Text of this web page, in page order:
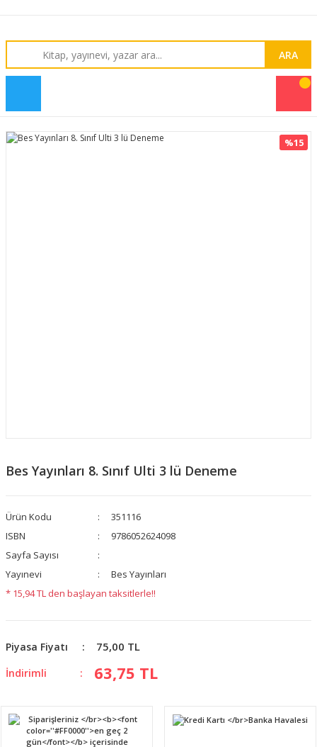
ARA
%15
Bes Yayınları 8. Sınıf Ulti 3 lü Deneme
Ürün Kodu
351116
ISBN
9786052624098
Sayfa Sayısı
Yayınevi
Bes Yayınları
* 15,94 TL den başlayan taksitlerle!!
Piyasa Fiyatı 75,00 TL
İndirimli 63,75 TL